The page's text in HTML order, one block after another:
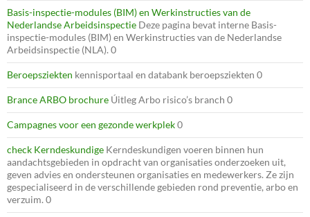
Basis-inspectie-modules (BIM) en Werkinstructies van de
Nederlandse Arbeidsinspectie Deze pagina bevat interne Basis-
inspectie-modules (BIM) en Werkinstructies van de Nederlandse
Arbeidsinspectie (NLA). 0
Beroepsziekten kennisportaal en databank beroepsziekten 0
Brance ARBO brochure Úitleg Arbo risico’s branch 0
Campagnes voor een gezonde werkplek0
check Kerndeskundige Kerndeskundigen voeren binnen hun
aandachtsgebieden in opdracht van organisaties onderzoeken uit,
geven advies en ondersteunen organisaties en medewerkers. Ze zijn
gespecialiseerd in de verschillende gebieden rond preventie, arbo en
verzuim. 0